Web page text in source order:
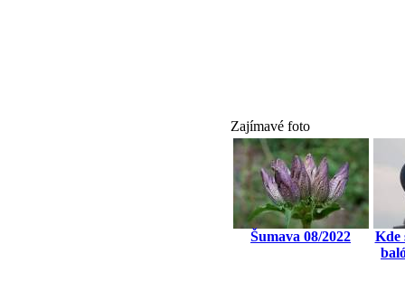
Zajímavé foto
Šumava 08/2022
Kde